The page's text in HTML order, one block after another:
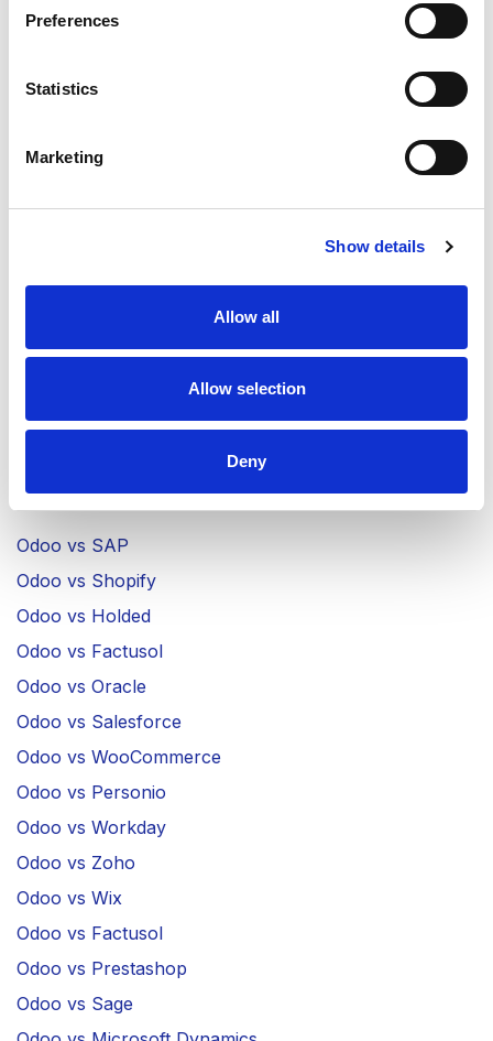
Preferences
Statistics
Marketing
Show details
Allow all
Allow selection
Deny
eCommerce
Fabricación (MRP)
Studio
Odoo SII
Comparativa
Odoo vs SAP
Odoo vs Shopify
Odoo vs Holded
Odoo vs Factusol
Odoo vs Oracle
Odoo vs Salesforce
Odoo vs WooCommerce
Odoo vs Personio
Odoo vs Workday
Odoo vs Zoho
Odoo vs Wix
Odoo vs Factusol
Odoo vs Prestashop
Odoo vs Sage